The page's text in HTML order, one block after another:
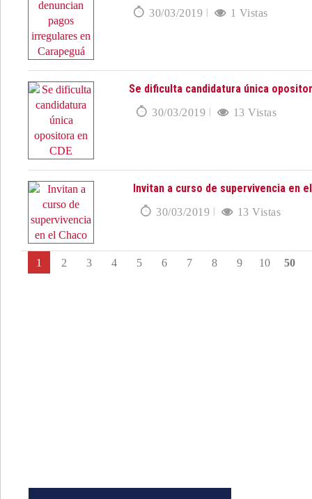
30/03/2019 1 Vistas
Se dificulta candidatura única
30/03/2019 13 Vistas
Invitan a curso de supervivencia en
30/03/2019 13 Vistas
1 2 3 4 5 6 7 8 9 10 50